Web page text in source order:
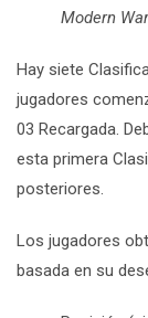
Modern
Hay siete
jugadores
03 Recargada.
esta primera
posteriores.
Los jugadores
basada en su